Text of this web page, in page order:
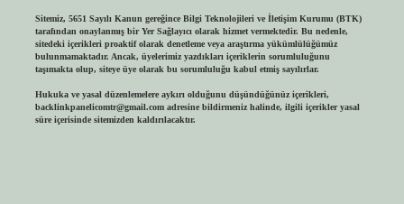
Sitemiz, 5651 Sayılı Kanun gereğince Bilgi Teknolojileri ve İletişim Kurumu (BTK)
tarafından onaylanmış bir Yer Sağlayıcı olarak hizmet vermektedir. Bu nedenle,
sitedeki içerikleri proaktif olarak denetleme veya araştırma yükümlülüğümüz
bulunmamaktadır. Ancak, üyelerimiz yazdıkları içeriklerin sorumluluğunu
taşımakta olup, siteye üye olarak bu sorumluluğu kabul etmiş sayılırlar.
Hukuka ve yasal düzenlemelere aykırı olduğunu düşündüğünüz içerikleri,
backlinkpanelicomtr@gmail.comadresine bildirmeniz halinde, ilgili içerikler yasal
süre içerisinde sitemizden kaldırılacaktır.